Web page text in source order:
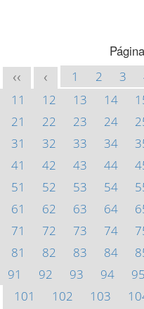
Página
<< < 1 2 3
11
12 13 14
21
22 23 24
31
32 33 34
41
42 43 44
51
52 53 54
61
62 63 64
71
72 73 74
81
82 83 84
91
92 93 94 95
101
102 103